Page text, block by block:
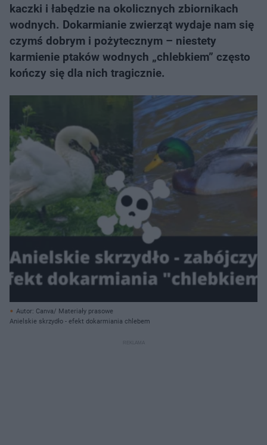
kaczki i łabędzie na okolicznych zbiornikach
wodnych. Dokarmianie zwierząt wydaje nam się
czymś dobrym i pożytecznym – niestety
karmienie ptaków wodnych „chlebkiem” często
kończy się dla nich tragicznie.
Autor: Canva/ Materiały prasowe
Anielskie skrzydło - efekt dokarmiania chlebem